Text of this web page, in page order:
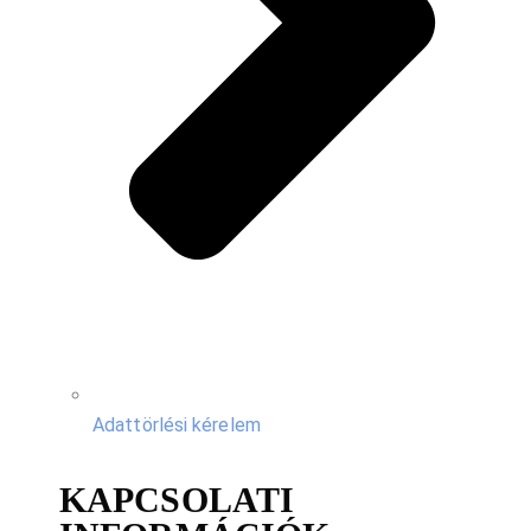
Adattörlési kérelem
KAPCSOLATI